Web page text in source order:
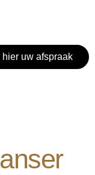
hier uw afspraak